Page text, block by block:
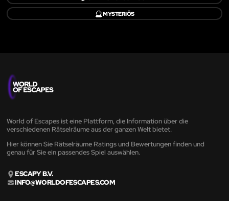
🔮MYSTERIÖS
World of Escapes ist eine Plattform, die Information über die
verschiedenen Rätselräume aus der ganzen Welt bietet.
Hier können Sie Rätselräume Ratings und Bewertungen finden und
genau für Sie ein passendes Spiel auswählen.
ESCAPY B.V.
INFO@WORLDOFESCAPES.COM